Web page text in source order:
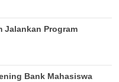
Jalankan Program
Bank Mahasiswa